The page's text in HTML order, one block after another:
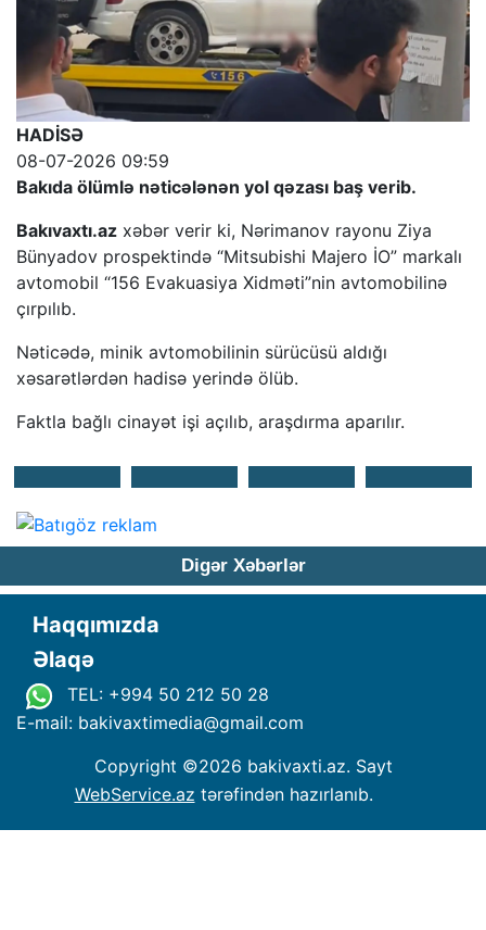
HADİSƏ
08-07-2026 09:59
Bakıda ölümlə nəticələnən yol qəzası baş verib.
Bakıvaxtı.az xəbər verir ki, Nərimanov rayonu Ziya
Bünyadov prospektində “Mitsubishi Majero İO” markalı
avtomobil “156 Evakuasiya Xidməti”nin avtomobilinə
çırpılıb.
Nəticədə, minik avtomobilinin sürücüsü aldığı
xəsarətlərdən hadisə yerində ölüb.
Faktla bağlı cinayət işi açılıb, araşdırma aparılır.
Digər Xəbərlər
Haqqımızda
Əlaqə
TEL: +994 50 212 50 28
E-mail: bakivaxtimedia@gmail.com
Copyright ©2026 bakivaxti.az. Sayt
WebService.az tərəfindən hazırlanıb.